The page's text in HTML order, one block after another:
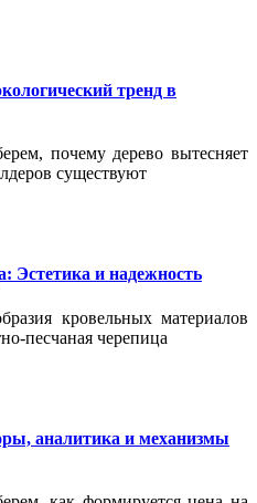
тренд в
почему дерево вытесняет
существуют
Эстетика и надежность
кровельных материалов
песчаная черепица
аналитика и механизмы